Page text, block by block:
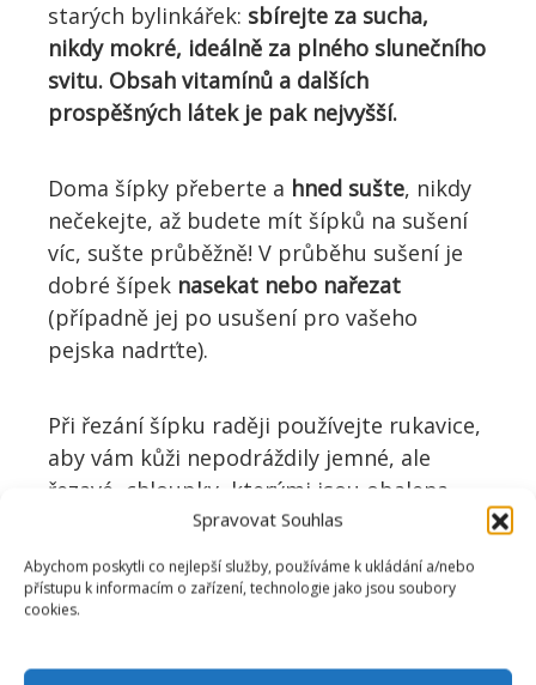
Spravovat Souhlas
Abychom poskytli co nejlepší služby, používáme k ukládání a/nebo
přístupu k informacím o zařízení, technologie jako jsou soubory
cookies.
starých bylinkářek: sbírejte za sucha,
nikdy mokré, ideálně za plného slunečního
svitu. Obsah vitamínů a dalších
prospěšných látek je pak nejvyšší.
Doma šípky přeberte a hned sušte, nikdy
nečekejte, až budete mít šípků na sušení
víc, sušte průběžně! V průběhu sušení je
dobré šípek nasekat nebo nařezat
(případně jej po usušení pro vašeho
pejska nadrťte).
Při řezání šípku raději používejte rukavice,
aby vám kůži nepodráždily jemné, ale
řezavé, chloupky, kterými jsou obalena
semínka uvnitř šípků. Ideálně při sušení
vyfoukávejte co nejvíce chloupků,
například větrákem či fénem, ale pozor,
foukejte chloupky jen tam, kde vás pak